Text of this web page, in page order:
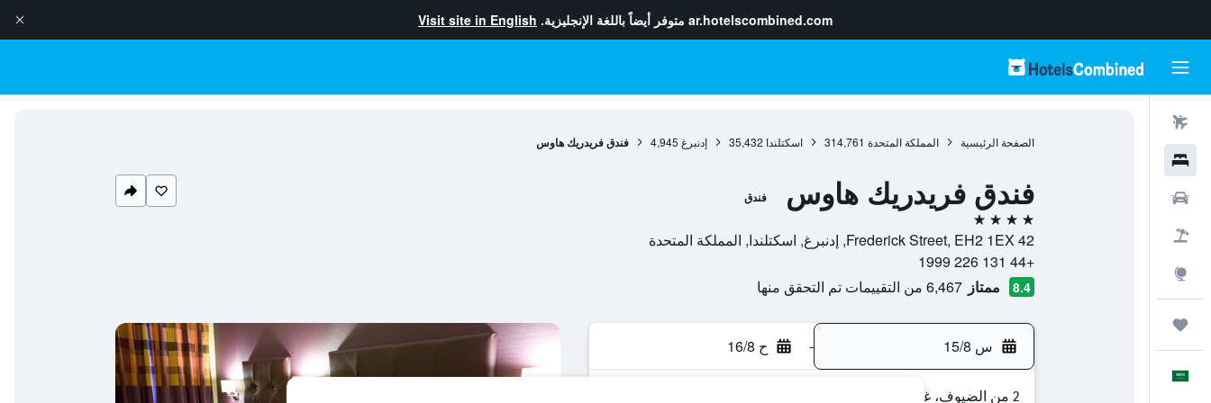
ar.hotelscombined.com متوفر أيضاً باللغة الإنجليزية. Visit site in English
الصفحة الرئيسية المملكة المتحدة 314,761 اسكتلندا 35,432 إدنبرغ 4,945 فندق فريدريك هاوس
فندق فريدريك هاوس فندق
4 نجوم
42 Frederick Street, EH2 1EX, إدنبرغ, اسكتلندا, المملكة المتحدة
+44 131 226 1999
8.4 ممتاز 6,467 من التقييمات تم التحقق منها
س 15/8 - ح 16/8
2 من الضيوف، غرفة واحدة